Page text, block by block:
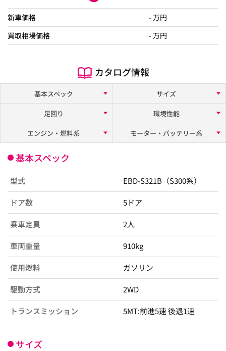
新車価格
- 万円
買取相場価格
- 万円
カタログ情報
基本スペック
サイズ
足回り
環境性能
エンジン・燃料系
モーター・バッテリー系
基本スペック
型式 EBD-S321B（S300系）
ドア数 5ドア
乗車定員 2人
車両重量 910kg
使用燃料 ガソリン
駆動方式 2WD
トランスミッション 5MT:前進5速 後退1速
サイズ